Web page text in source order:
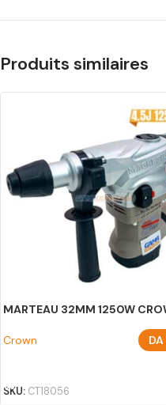
Produits similaires
MARTEAU 32MM 1250W
Crown DA
SKU: CT18056